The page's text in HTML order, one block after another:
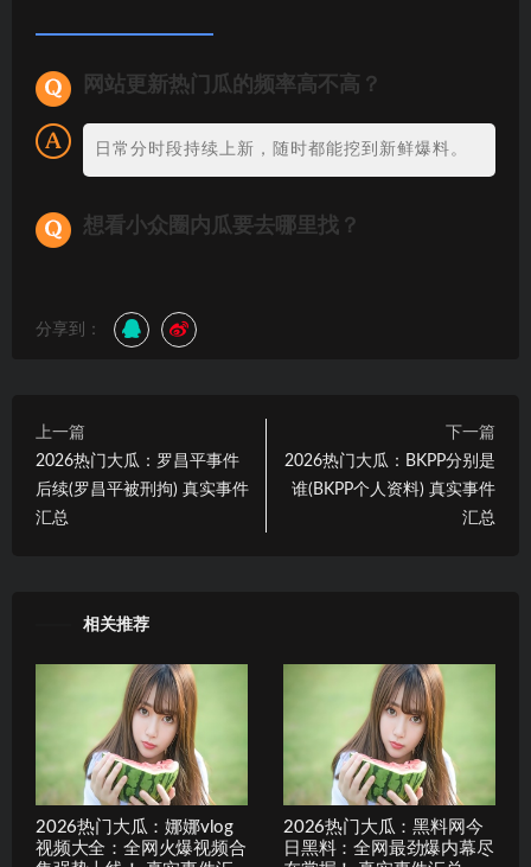
网站更新热门瓜的频率高不高？
日常分时段持续上新，随时都能挖到新鲜爆料。
想看小众圈内瓜要去哪里找？
分享到：
上一篇
2026热门大瓜：罗昌平事件
后续(罗昌平被刑拘) 真实事件
汇总
下一篇
2026热门大瓜：BKPP分别是
谁(BKPP个人资料) 真实事件
汇总
相关推荐
2026热门大瓜：娜娜vlog
视频大全：全网火爆视频合
2026热门大瓜：黑料网今
日黑料：全网最劲爆内幕尽